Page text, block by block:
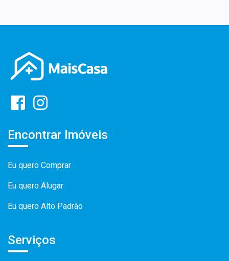
Encontrar Imóveis
Eu quero Comprar
Eu quero Alugar
Eu quero Alto Padrão
Serviços